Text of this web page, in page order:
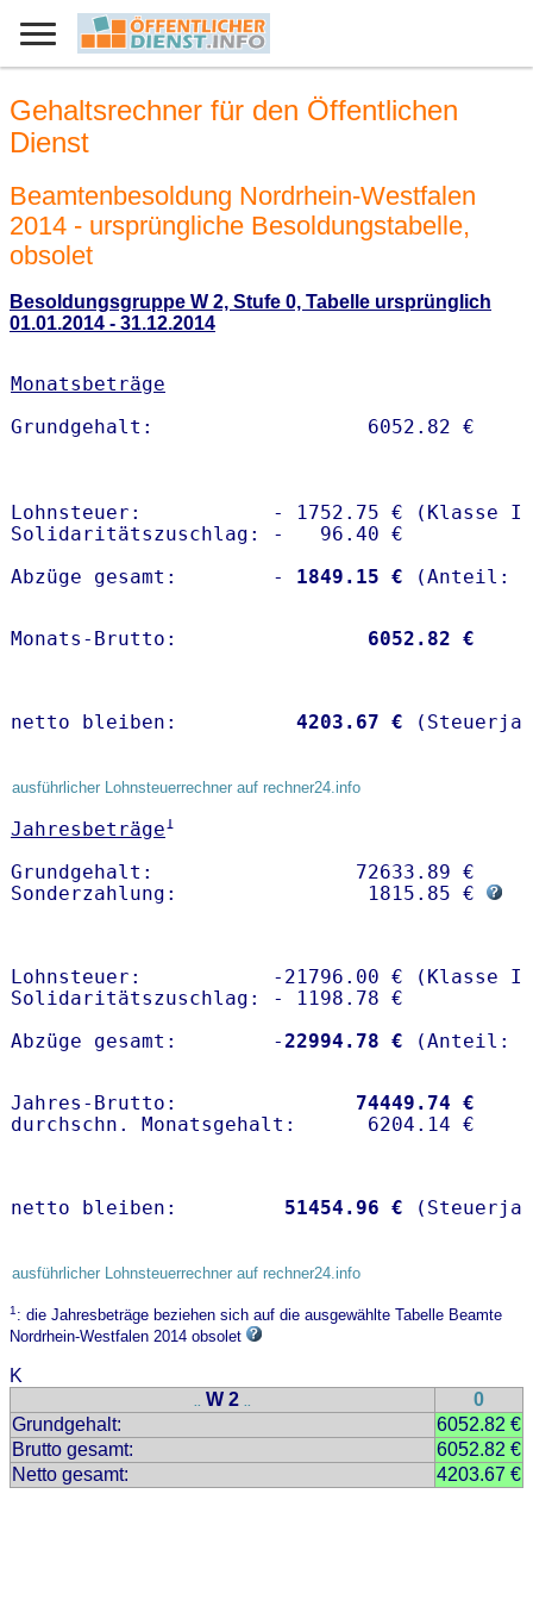
Gehaltsrechner für den Öffentlichen
Dienst
Beamtenbesoldung Nordrhein-Westfalen
2014 - ursprüngliche Besoldungstabelle,
obsolet
Besoldungsgruppe W 2, Stufe 0, Tabelle ursprünglich
01.01.2014 - 31.12.2014
Monatsbeträge
Lohnsteuer:           - 1752.75 € (Klasse I)
Solidaritätszuschlag: -   96.40 €
Abzüge gesamt:        -
1849.15 €
Monats-Brutto: 6052.82 €
netto bleiben: 4203.67 €
ausführlicher Lohnsteuerrechner auf rechner24.info
Jahresbeträge1
Grundgehalt:                 72633.89 €
Sonderzahlung:                1815.85 €
Lohnsteuer:           -21796.00 € (Klasse I)
Solidaritätszuschlag: - 1198.78 €
Abzüge gesamt:        -22994.78 €
Jahres-Brutto: 74449.74 €
netto bleiben: 51454.96 €
ausführlicher Lohnsteuerrechner auf rechner24.info
1: die Jahresbeträge beziehen sich auf die ausgewählte Tabelle Beamte
Nordrhein-Westfalen 2014 obsolet
K
.. W 2 ..
0
Grundgehalt:
6052.82 €
Brutto gesamt:
6052.82 €
Netto gesamt:
4203.67 €